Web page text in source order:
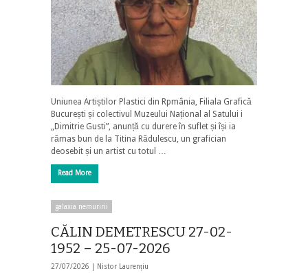
Uniunea Artiștilor Plastici din Rpmânia, Filiala Grafică
București și colectivul Muzeului Național al Satului i
„Dimitrie Gusti”, anunță cu durere în suflet și își ia
rămas bun de la Titina Rădulescu, un grafician
deosebit și un artist cu totul …
Read More
galaxia nemuririi
CĂLIN DEMETRESCU 27-02-
1952 – 25-07-2026
27/07/2026 | Nistor Laurențiu